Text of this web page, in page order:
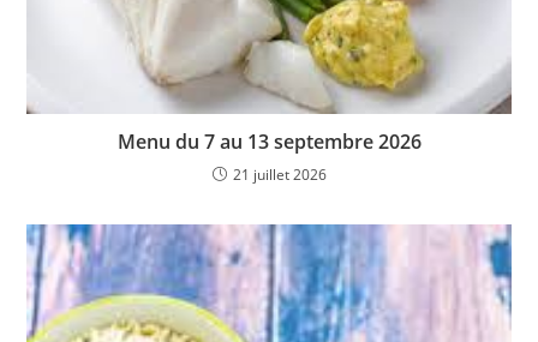
Menu du 7 au 13 septembre 2026
21 juillet 2026